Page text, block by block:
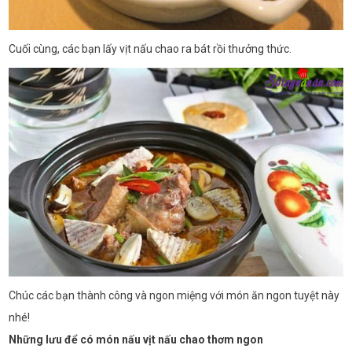
Cuối cùng, các bạn lấy vịt nấu chao ra bát rồi thưởng thức.
Chúc các bạn thành công và ngon miệng với món ăn ngon tuyệt này
nhé!
Những lưu để có món nấu vịt nấu chao thơm ngon